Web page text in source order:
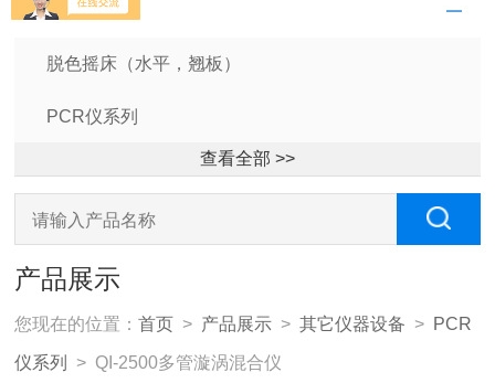
其它仪器设备
脱色摇床（水平，翘板）
PCR仪系列
查看全部 >>
产品展示
您现在的位置：首页 > 产品展示 >其它仪器设备 > PCR
仪系列 > QI-2500多管漩涡混合仪